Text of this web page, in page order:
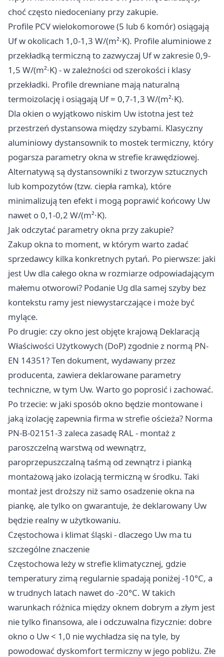
choć często niedoceniany przy zakupie.
Profile PCV wielokomorowe (5 lub 6 komór) osiągają
Uf w okolicach 1,0-1,3 W/(m²·K). Profile aluminiowe z
przekładką termiczną to zazwyczaj Uf w zakresie 0,9-
1,5 W/(m²·K) - w zależności od szerokości i klasy
przekładki. Profile drewniane mają naturalną
termoizolację i osiągają Uf = 0,7-1,3 W/(m²·K).
Dla okien o wyjątkowo niskim Uw istotna jest też
przestrzeń dystansowa między szybami. Klasyczny
aluminiowy dystansownik to mostek termiczny, który
pogarsza parametry okna w strefie krawędziowej.
Alternatywą są dystansowniki z tworzyw sztucznych
lub kompozytów (tzw. ciepła ramka), które
minimalizują ten efekt i mogą poprawić końcowy Uw
nawet o 0,1-0,2 W/(m²·K).
Jak odczytać parametry okna przy zakupie?
Zakup okna to moment, w którym warto zadać
sprzedawcy kilka konkretnych pytań. Po pierwsze: jaki
jest Uw dla całego okna w rozmiarze odpowiadającym
małemu otworowi? Podanie Ug dla samej szyby bez
kontekstu ramy jest niewystarczające i może być
mylące.
Po drugie: czy okno jest objęte krajową Deklaracją
Właściwości Użytkowych (DoP) zgodnie z normą PN-
EN 14351? Ten dokument, wydawany przez
producenta, zawiera deklarowane parametry
techniczne, w tym Uw. Warto go poprosić i zachować.
Po trzecie: w jaki sposób okno będzie montowane i
jaką izolację zapewnia firma w strefie ościeża? Norma
PN-B-02151-3 zaleca zasadę RAL - montaż z
paroszczelną warstwą od wewnątrz,
paroprzepuszczalną taśmą od zewnątrz i pianką
montażową jako izolacją termiczną w środku. Taki
montaż jest droższy niż samo osadzenie okna na
piankę, ale tylko on gwarantuje, że deklarowany Uw
będzie realny w użytkowaniu.
Częstochowa i klimat śląski - dlaczego Uw ma tu
szczególne znaczenie
Częstochowa leży w strefie klimatycznej, gdzie
temperatury zimą regularnie spadają poniżej -10°C, a
w trudnych latach nawet do -20°C. W takich
warunkach różnica między oknem dobrym a złym jest
nie tylko finansowa, ale i odczuwalna fizycznie: dobre
okno o Uw < 1,0 nie wychładza się na tyle, by
powodować dyskomfort termiczny w jego pobliżu. Złe